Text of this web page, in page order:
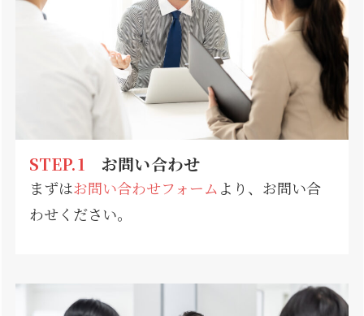
STEP.1 お問い合わせ
まずはお問い合わせフォームより、お問い合
わせください。